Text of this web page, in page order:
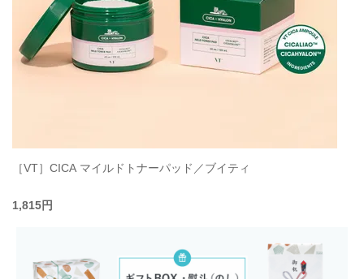
［VT］CICA マイルドトナーパッド／ブイティ
1,815円